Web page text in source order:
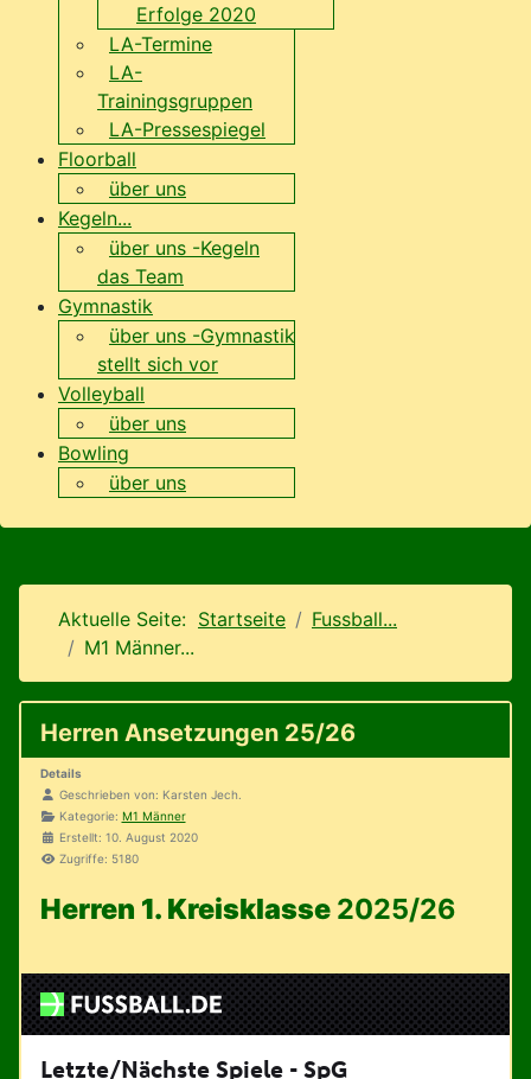
Erfolge 2020
LA-Termine
LA-
Trainingsgruppen
LA-Pressespiegel
Floorball
über uns
Kegeln...
über uns -Kegeln
das Team
Gymnastik
über uns -Gymnastik
stellt sich vor
Volleyball
über uns
Bowling
über uns
Aktuelle Seite: Startseite
Fussball...
M1 Männer...
Herren Ansetzungen 25/26
Details
Geschrieben von: Karsten Jech.
Kategorie: M1 Männer
Erstellt: 10. August 2020
Zugriffe: 5180
Herren 1. Kreisklasse 2025/26